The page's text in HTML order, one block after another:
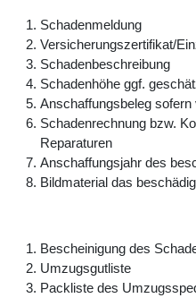
Schadenmeldung
Versicherungszertifikat/
Schadenbeschreibung
Schadenhöhe ggf.
Anschaffungsbeleg sofern
Schadenrechnung bzw.
Reparaturen
Anschaffungsjahr des
Bildmaterial das
Bescheinigung des
Umzugsgutliste
Packliste des